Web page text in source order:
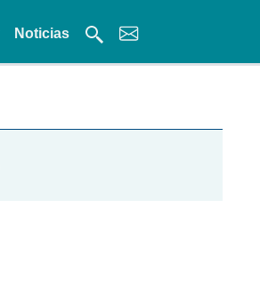
Noticias